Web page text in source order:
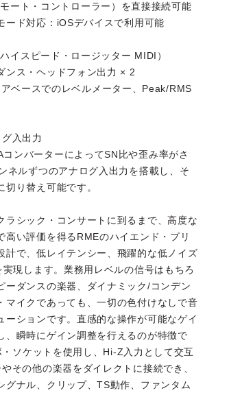
ート・コントローラー）を直接接続可能
ード対応：iOSデバイスで利用可能
イスピード・ロージッター MIDI）
ンス・ヘッドフォン出力 × 2
ベースでのレベルメーター、Peak/RMS
入出力
ンバーターによってSN比や歪み率がさ
ネルずつのアナログ入出力を搭載し、そ
り替え可能です。
ラシック・コンサートに到るまで、高度な
高い評価を得るRMEのハイエンド・プリ
計で、低レイテンシー、飛躍的な低ノイズ
現します。業務用レベルの信号はもちろ
ーダンスの楽器、ダイナミック/コンデン
マイクであっても、一切の色付けなしで音
ーションです。直感的な操作が可能なゲイ
、瞬時にゲイン調整を行えるのが特徴で
ソケットを使用し、Hi-Z入力として交互
その他の楽器をダイレクトに接続でき、
グナル、クリップ、TS動作、ファンタム